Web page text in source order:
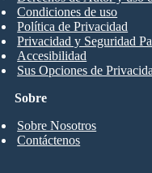
Sobre
Sobre Nosotros
Contáctenos
Condiciones de uso
Política de Privacidad
Privacidad y Seguridad
Accesibilidad
Sus Opciones de